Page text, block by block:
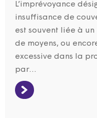
L’imprévoyance
insuffisance de
est souvent liée à
de moyens, ou
excessive dans la
par...